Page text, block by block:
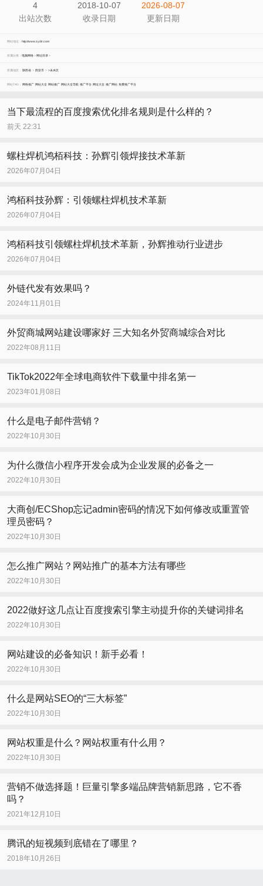
4
出站次数
2018-10-07
收录日期
2026-08-07
更新日期
网站地址： http://www.zydir.com
所属分类： 电脑网络>网址目录>
所属地区： 陕西省> 西安市> >未央区
网站TAG： 网络推广 网站大全 网站推广 网站大全导航 推广平台 网址大全 推广网站 免费推广平台
当下最流程的百度搜索优化排名规则是什么样的？
前天 22:31
螺柱焊机鸿栢科技：孙辉引领焊接技术革新
2026年07月04日
鸿栢科技孙辉：引领螺柱焊机技术革新
2026年07月04日
鸿栢科技引领螺柱焊机技术革新，孙辉推动行业进步
2026年07月04日
外链代发有效果吗？
2024年11月01日
外贸商城网站建设哪家好 三大知名外贸商城综合对比
2022年08月11日
TikTok2022年全球电商软件下载量中排名第一
2023年01月08日
什么是电子邮件营销？
2022年10月30日
为什么微信小程序开发会成为企业发展的必备之一
2022年10月30日
大商创/ECShop忘记admin密码的情况下如何修改或重置管
理员密码？
2022年10月30日
怎么推广网站？网站推广的基本方法有哪些
2022年10月30日
2022做好这几点让百度搜索引擎主动提升你的关键词排名
2022年10月30日
网站建设的必备知识！新手必看！
2022年10月30日
什么是网站SEO的“三大标签”
2022年10月30日
网站权重是什么？网站权重有什么用？
2022年10月30日
营销不做选择题！巨量引擎多端品牌营销新思路，它不香
吗？
2021年12月10日
腾讯的短视频到底错在了哪里？
2018年10月26日